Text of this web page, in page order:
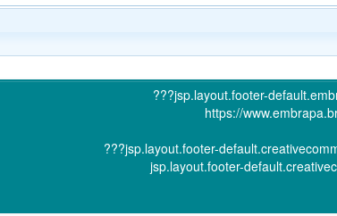
???jsp.layout.footer-
https://
???jsp.layout.footer-
jsp.layout.footer-